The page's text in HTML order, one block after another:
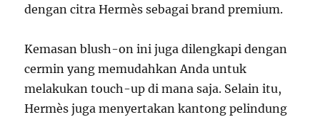
dengan citra Hermès sebagai brand premium.
Kemasan blush-on ini juga dilengkapi dengan
cermin yang memudahkan Anda untuk
melakukan touch-up di mana saja. Selain itu,
Hermès juga menyertakan kantong pelindung